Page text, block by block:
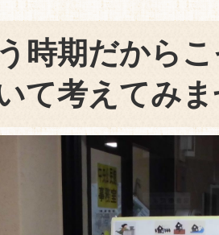
時期だから
て考えてみ